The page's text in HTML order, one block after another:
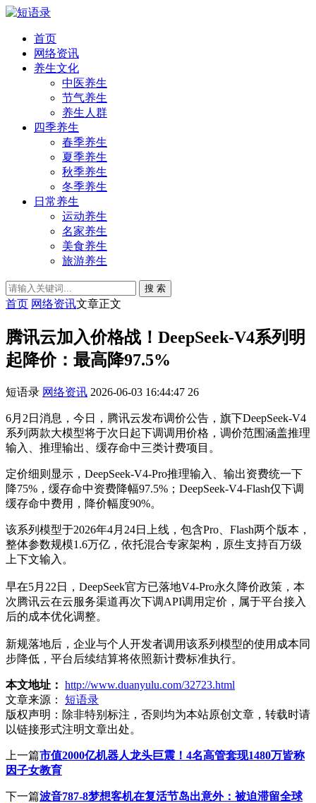
首页
网络资讯
养生文化
中医养生
节气养生
养生人群
四季养生
春季养生
夏季养生
秋季养生
冬季养生
日常养生
运动养生
名家养生
美食养生
旅游养生
搜 索
首页 网络资讯文章正文
腾讯云加入价格战！DeepSeek-V4系列明
起降价：最高降97.5%
短语录 网络资讯 2026-06-03 16:44:47 26
6月2日消息，今日，腾讯云发布调价公告，旗下DeepSeek-V4
系列两款大模型将于次日起下调调用价格，调价范围涵盖推理
输入、推理输出、缓存命中三类计费项目。
定价细则显示，DeepSeek-V4-Pro推理输入、输出资费统一下
降75%，缓存命中资费降幅97.5%；DeepSeek-V4-Flash仅下调
缓存命中费用，降价幅度90%。
该系列模型于2026年4月24日上线，包含Pro、Flash两个版本，
整体参数规模1.6万亿，依托混合专家架构，原生支持百万级
上下文输入。
早在5月22日，DeepSeek官方已落地V4-Pro永久降价政策，本
次腾讯云在云服务渠道再次下调API调用定价，属于平台接入
后的成本优化调整。
新规落地后，企业与个人开发者调用该系列模型的使用成本同
步降低，平台后续结算将依照新计费标准执行。
本文地址： http://www.duanyulu.com/32723.html
文章来源：
短语录
版权声明： 除非特别标注，否则均为本站原创文章，转载时请
以链接形式注明文章出处。
上一篇市值2000亿机器人龙头巨震！4名高管套现1480万皆称
因子女教育
下一篇波音787-8梦想客机在复活节岛出意外：被迫滞留全球